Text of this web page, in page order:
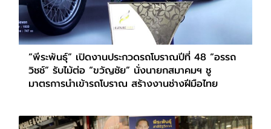
“พีระพันธุ์” เปิดงานประกวดรถโบราณปีที่ 48 “อรรถ
วิชช์” รับไม้ต่อ “ขวัญชัย” นั่งนายกสมาคมฯ ชู
มาตรการนำเข้ารถโบราณ สร้างงานช่างฝีมือไทย